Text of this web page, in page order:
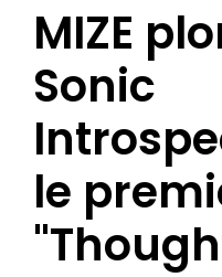
MIZE
Sonic
le